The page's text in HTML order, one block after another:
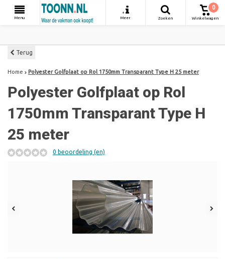
Menu
+
Meer
Zoeken
0
Winkelwagen
Terug
Home Polyester Golfplaat op Rol 1750mm Transparant Type H 25 meter
Polyester Golfplaat op Rol
1750mm Transparant Type H
25 meter
0 beoordeling (en)